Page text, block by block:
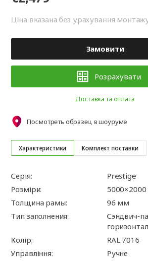
Характеристики Комплект поставки
Серія:
Prestige
Розміри:
Толщина рамы:
96 мм
Тип заполнения:
Сэндвич-
Колір:
RAL 7016
Управління:
Ручне
Ціна вказана без урахування
Замовити
Розрахувати
Доставка та оплата
Посмотреть образец в шоуруме